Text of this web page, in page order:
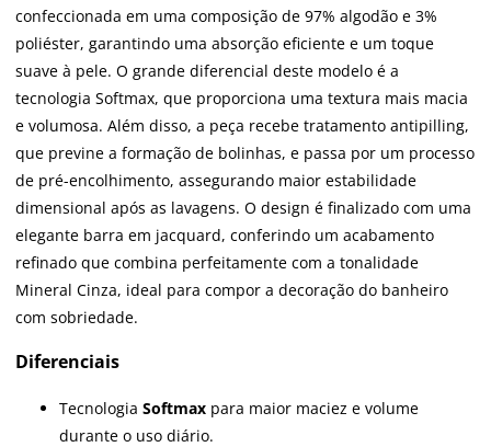
confeccionada em uma composição de 97% algodão e 3%
poliéster, garantindo uma absorção eficiente e um toque
suave à pele. O grande diferencial deste modelo é a
tecnologia Softmax, que proporciona uma textura mais macia
e volumosa. Além disso, a peça recebe tratamento antipilling,
que previne a formação de bolinhas, e passa por um processo
de pré-encolhimento, assegurando maior estabilidade
dimensional após as lavagens. O design é finalizado com uma
elegante barra em jacquard, conferindo um acabamento
refinado que combina perfeitamente com a tonalidade
Mineral Cinza, ideal para compor a decoração do banheiro
com sobriedade.
Diferenciais
Tecnologia Softmax para maior maciez e volume
durante o uso diário.